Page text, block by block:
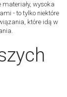
wysoka
- to tylko niektóre
które idą w